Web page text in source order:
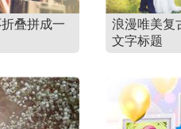
叠拼成一
浪漫唯美复
文字标题